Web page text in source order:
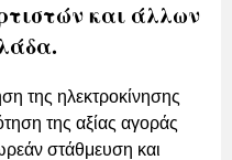
και άλλων
της ηλεκτροκίνησης
της αξίας αγοράς
στάθμευση και